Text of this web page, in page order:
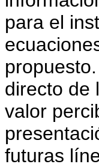
para el
directo de
valor
futuras